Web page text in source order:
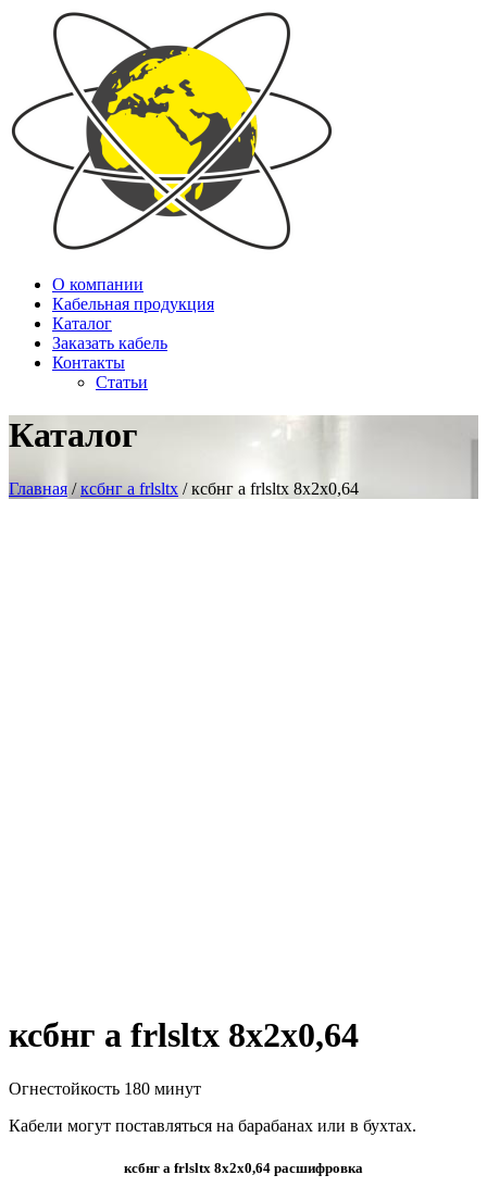
О компании
Кабельная продукция
Каталог
Заказать кабель
Контакты
Статьи
Каталог
Главная /ксбнг а frlsltx / ксбнг а frlsltx 8х2х0,64
ксбнг а frlsltx 8х2х0,64
Огнестойкость 180 минут
Кабели могут поставляться на барабанах или в бухтах.
ксбнг а frlsltx 8х2х0,64 расшифровка